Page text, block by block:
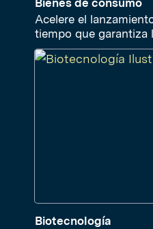
Acelere el
tiempo que garantiza
Biotecnología